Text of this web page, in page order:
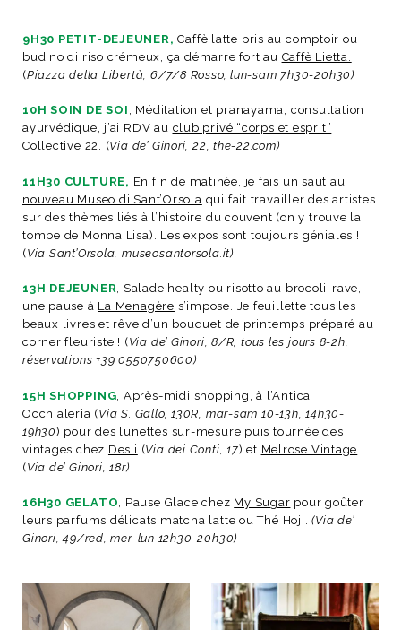
9H30 PETIT-DEJEUNER,Caffè latte pris au comptoir ou
budino di riso crémeux, ça démarre fort au Caffè Lietta.
(Piazza della Libertà, 6/7/8 Rosso, lun-sam 7h30-20h30)
10H SOIN DE SOI , Méditation et pranayama, consultation
ayurvédique, j’ai RDV au club privé “corps et esprit”
Collective 22 . (Via de’ Ginori, 22, the-22.com)
11H30 CULTURE, En fin de matinée, je fais un saut au
nouveau Museo di Sant’Orsola qui fait travailler des artistes
sur des thèmes liés à l’histoire du couvent (on y trouve la
tombe de Monna Lisa). Les expos sont toujours géniales !
(Via Sant’Orsola, museosantorsola.it)
13H DEJEUNER, Salade healty ou risotto au brocoli-rave,
une pause à La Menagère s’impose. Je feuillette tous les
beaux livres et rêve d’un bouquet de printemps préparé au
corner fleuriste ! (Via de’ Ginori, 8/R, tous les jours 8-2h,
réservations +39 0550750600)
15H SHOPPING , Après-midi shopping, à l’Antica
Occhialeria (Via S. Gallo, 130R, mar-sam 10-13h, 14h30-
19h30) pour des lunettes sur-mesure puis tournée des
vintages chez Desii (Via dei Conti, 17) et Melrose Vintage
(Via de’ Ginori, 18r)
16H30 GELATO, Pause Glace chez My Sugar pour goûter
leurs parfums délicats matcha latte ou Thé Hoji.(Via de’
Ginori, 49/red, mer-lun 12h30-20h30)